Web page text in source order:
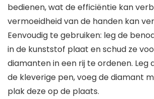
bedienen, wat de efficiëntie kan
vermoeidheid van de handen kan
Eenvoudig te gebruiken: leg de
in de kunststof plaat en schud ze
diamanten in een rij te ordenen. Leg
de kleverige pen, voeg de diamant
plak deze op de plaats.